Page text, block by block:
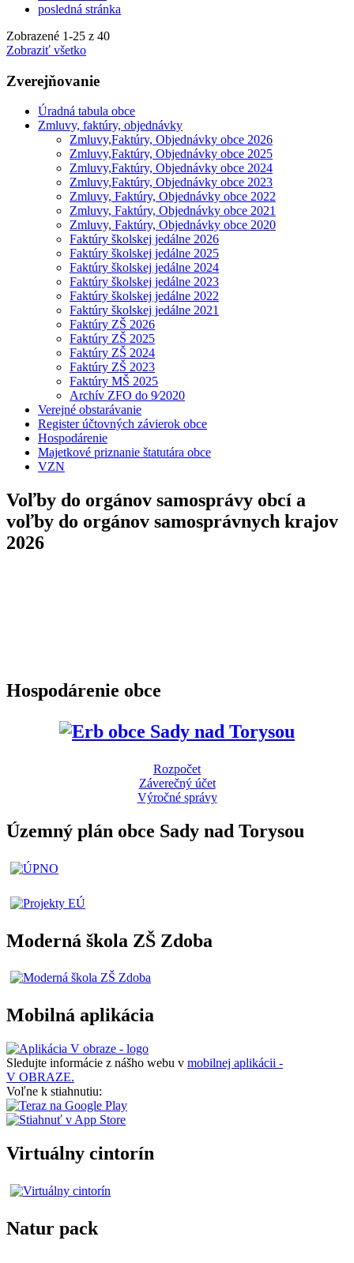
posledná stránka
Zobrazené 1-25 z 40
Zobraziť všetko
Zverejňovanie
Úradná tabula obce
Zmluvy, faktúry, objednávky
Zmluvy,Faktúry, Objednávky obce 2026
Zmluvy,Faktúry, Objednávky obce 2025
Zmluvy,Faktúry, Objednávky obce 2024
Zmluvy,Faktúry, Objednávky obce 2023
Zmluvy, Faktúry, Objednávky obce 2022
Zmluvy, Faktúry, Objednávky obce 2021
Zmluvy, Faktúry, Objednávky obce 2020
Faktúry školskej jedálne 2026
Faktúry školskej jedálne 2025
Faktúry školskej jedálne 2024
Faktúry školskej jedálne 2023
Faktúry školskej jedálne 2022
Faktúry školskej jedálne 2021
Faktúry ZŠ 2026
Faktúry ZŠ 2025
Faktúry ZŠ 2024
Faktúry ZŠ 2023
Faktúry MŠ 2025
Archív ZFO do 9⁄2020
Verejné obstarávanie
Register účtovných závierok obce
Hospodárenie
Majetkové priznanie štatutára obce
VZN
Voľby do orgánov samosprávy obcí a
voľby do orgánov samosprávnych krajov
2026
Hospodárenie obce
Rozpočet
Záverečný účet
Výročné správy
Územný plán obce Sady nad Torysou
Moderná škola ZŠ Zdoba
Mobilná aplikácia
Sledujte informácie z nášho webu v mobilnej aplikácii -
V OBRAZE.
Voľne k stiahnutiu:
Virtuálny cintorín
Natur pack